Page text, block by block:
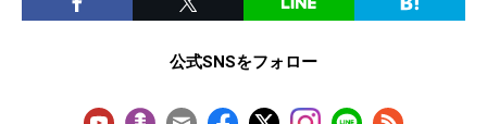
公式SNSをフォロー